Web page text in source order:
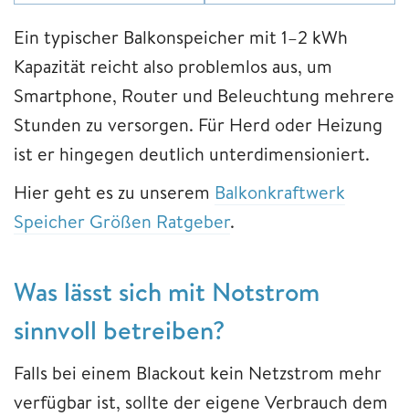
Ein typischer Balkonspeicher mit 1–2 kWh
Kapazität reicht also problemlos aus, um
Smartphone, Router und Beleuchtung mehrere
Stunden zu versorgen. Für Herd oder Heizung
ist er hingegen deutlich unterdimensioniert.
Hier geht es zu unserem Balkonkraftwerk
Speicher Größen Ratgeber.
Was lässt sich mit Notstrom
sinnvoll betreiben?
Falls bei einem Blackout kein Netzstrom mehr
verfügbar ist, sollte der eigene Verbrauch dem